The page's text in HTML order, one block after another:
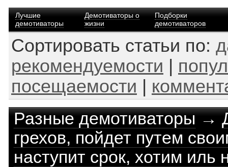
Лучшие
демотиваторы
Демотиваторы о
жизни
Подборки
демотиваторов
Сортировать статьи по:
рекомендуемости
посещаемости
Разные демотиваторы→
грехов, пойдет путем
наступит срок, хотим иль